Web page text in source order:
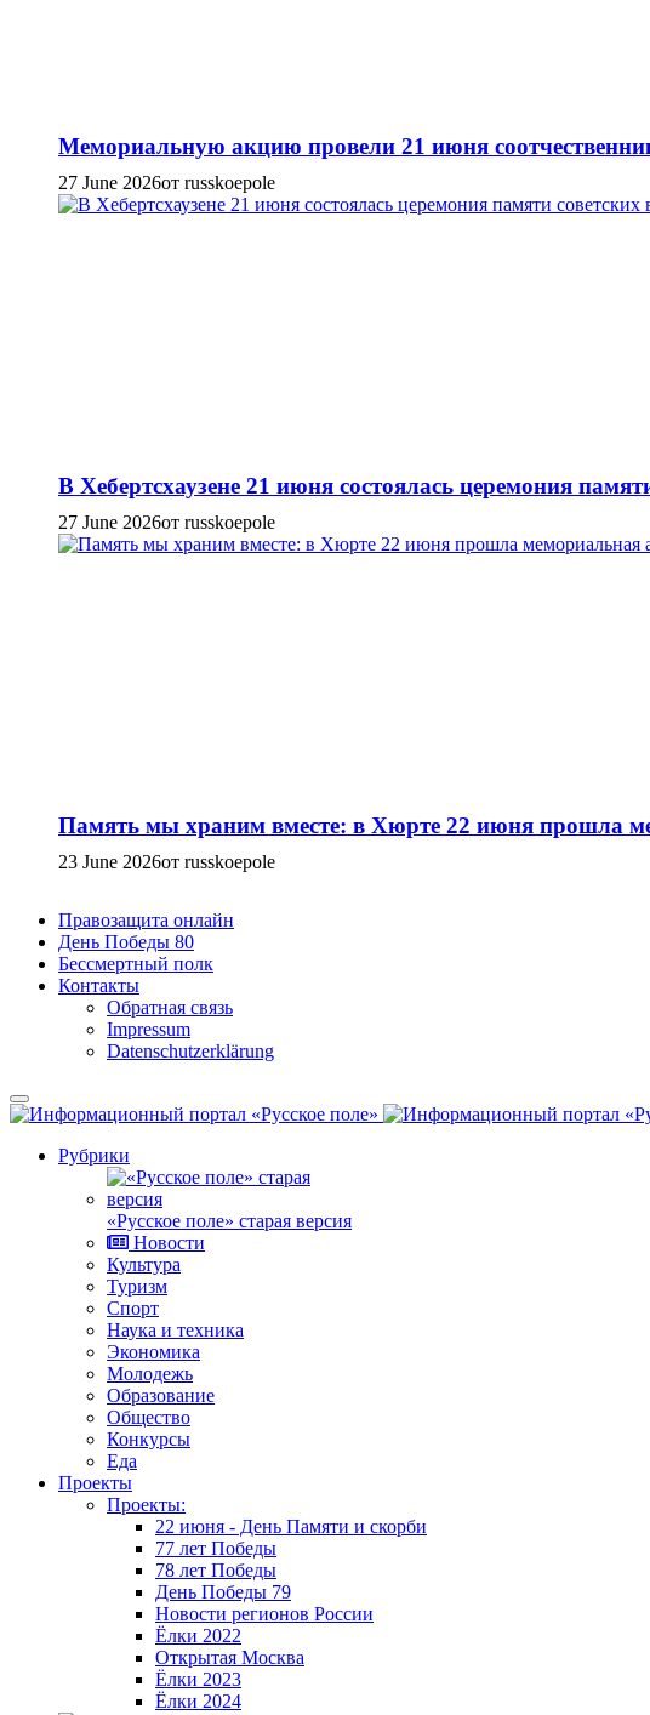
Мемориальную акцию провели 21 июня
27 June 2026от russkoepole
В Хебертсхаузене 21 июня состоялась церемония
27 June 2026от russkoepole
Память мы храним вместе: в Хюрте 22 июня прошла
23 June 2026от russkoepole
Правозащита онлайн
День Победы 80
Бессмертный полк
Контакты
Обратная связь
Impressum
Datenschutzerklärung
Рубрики
«Русское поле» старая версия
Новости
Культура
Туризм
Спорт
Наука и техника
Экономика
Молодежь
Образование
Общество
Конкурсы
Еда
Проекты
Проекты:
22 июня - День Памяти и скорби
77 лет Победы
78 лет Победы
День Победы 79
Новости регионов России
Ёлки 2022
Открытая Москва
Ёлки 2023
Ёлки 2024